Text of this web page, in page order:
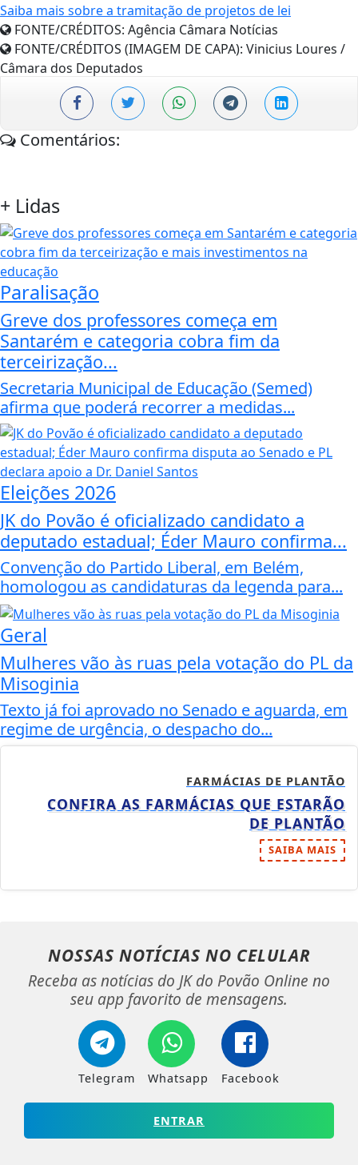
Saiba mais sobre a tramitação de projetos de lei
FONTE/CRÉDITOS: Agência Câmara Notícias
FONTE/CRÉDITOS (IMAGEM DE CAPA): Vinicius Loures /
Câmara dos Deputados
Comentários:
+ Lidas
Paralisação
Greve dos professores começa em
Santarém e categoria cobra fim da
terceirização...
Secretaria Municipal de Educação (Semed)
afirma que poderá recorrer a medidas...
Eleições 2026
JK do Povão é oficializado candidato a
deputado estadual; Éder Mauro confirma...
Convenção do Partido Liberal, em Belém,
homologou as candidaturas da legenda para...
Geral
Mulheres vão às ruas pela votação do PL da
Misoginia
Texto já foi aprovado no Senado e aguarda, em
regime de urgência, o despacho do...
FARMÁCIAS DE PLANTÃO
CONFIRA AS FARMÁCIAS QUE ESTARÃO
DE PLANTÃO
SAIBA MAIS
NOSSAS NOTÍCIAS NO CELULAR
Receba as notícias do JK do Povão Online no
seu app favorito de mensagens.
Telegram Whatsapp Facebook
ENTRAR